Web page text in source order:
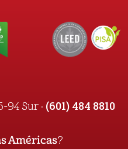
94 Sur · (601) 484 8810
Américas?